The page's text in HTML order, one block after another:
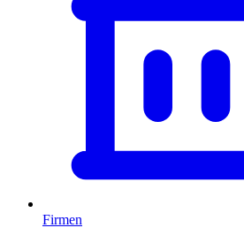
Firmen